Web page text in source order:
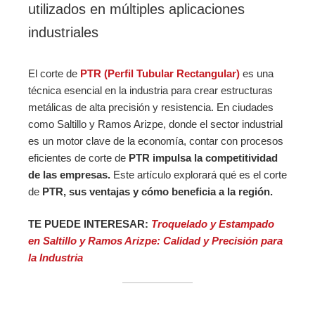
utilizados en múltiples aplicaciones
industriales
El corte de PTR (Perfil Tubular Rectangular) es una
técnica esencial en la industria para crear estructuras
metálicas de alta precisión y resistencia. En ciudades
como Saltillo y Ramos Arizpe, donde el sector industrial
es un motor clave de la economía, contar con procesos
eficientes de corte de PTR impulsa la competitividad
de las empresas. Este artículo explorará qué es el corte
de PTR, sus ventajas y cómo beneficia a la región.
TE PUEDE INTERESAR: Troquelado y Estampado
en Saltillo y Ramos Arizpe: Calidad y Precisión para
la Industria